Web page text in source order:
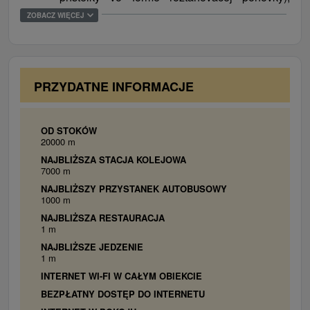
vlastné sociálne zariadenie, sedenie, TV, rádio
miestnosť s gaučom a TV prepojené s
kuchynským kútom, sedenie, vlastné sociálne
ZOBACZ WIĘCEJ
PRZYDATNE INFORMACJE
OD STOKÓW
20000 m
NAJBLIŻSZA STACJA KOLEJOWA
7000 m
NAJBLIŻSZY PRZYSTANEK AUTOBUSOWY
1000 m
NAJBLIŻSZA RESTAURACJA
1 m
NAJBLIŻSZE JEDZENIE
1 m
INTERNET WI-FI W CAŁYM OBIEKCIE
BEZPŁATNY DOSTĘP DO INTERNETU